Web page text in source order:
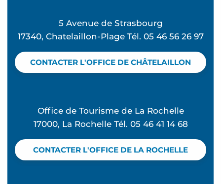
Instants Clichés
Baron Gourgaud - La boutique souvenirs -
Banque Crédit Mutuel Océan
Vagues et Chineries
5 Avenue de Strasbourg
17340, Chatelaillon-Plage Tél. 05 46 56 26 97
CONTACTER L'OFFICE DE CHÂTELAILLON
Office de Tourisme de La Rochelle
17000, La Rochelle Tél. 05 46 41 14 68
CONTACTER L'OFFICE DE LA ROCHELLE